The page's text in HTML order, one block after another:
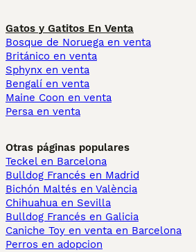
Gatos y Gatitos En Venta
Bosque de Noruega en venta
Británico en venta
Sphynx en venta
Bengalí en venta
Maine Coon en venta
Persa en venta
Otras páginas populares
Teckel en Barcelona
Bulldog Francés en Madrid
Bichón Maltés en València
Chihuahua en Sevilla
Bulldog Francés en Galicia
Caniche Toy en venta en Barcelona
Perros en adopcion